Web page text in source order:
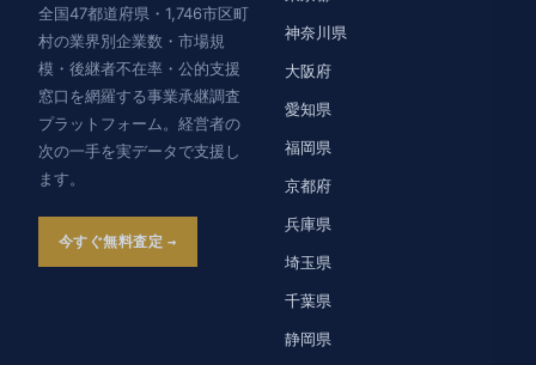
全国47都道府県・1,746市区町
村の業界別企業数・市場規
模・後継者不在率・公的支援
窓口を網羅する事業承継調査
プラットフォーム。経営者の
次の一手を実データで支援し
ます。
今すぐ無料査定
神奈川県
大阪府
愛知県
福岡県
京都府
兵庫県
埼玉県
千葉県
静岡県